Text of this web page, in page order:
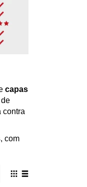
capas
contra
, com
Ver
como